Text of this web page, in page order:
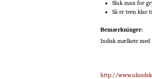
Sluk man for
Så er teen klar
Bemærkninger:
Indisk mælkete med
http://